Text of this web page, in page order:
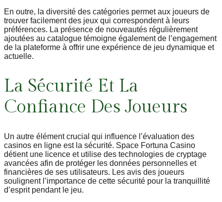
En outre, la diversité des catégories permet aux joueurs de
trouver facilement des jeux qui correspondent à leurs
préférences. La présence de nouveautés régulièrement
ajoutées au catalogue témoigne également de l’engagement
de la plateforme à offrir une expérience de jeu dynamique et
actuelle.
La Sécurité Et La
Confiance Des Joueurs
Un autre élément crucial qui influence l’évaluation des
casinos en ligne est la sécurité. Space Fortuna Casino
détient une licence et utilise des technologies de cryptage
avancées afin de protéger les données personnelles et
financières de ses utilisateurs. Les avis des joueurs
soulignent l’importance de cette sécurité pour la tranquillité
d’esprit pendant le jeu.